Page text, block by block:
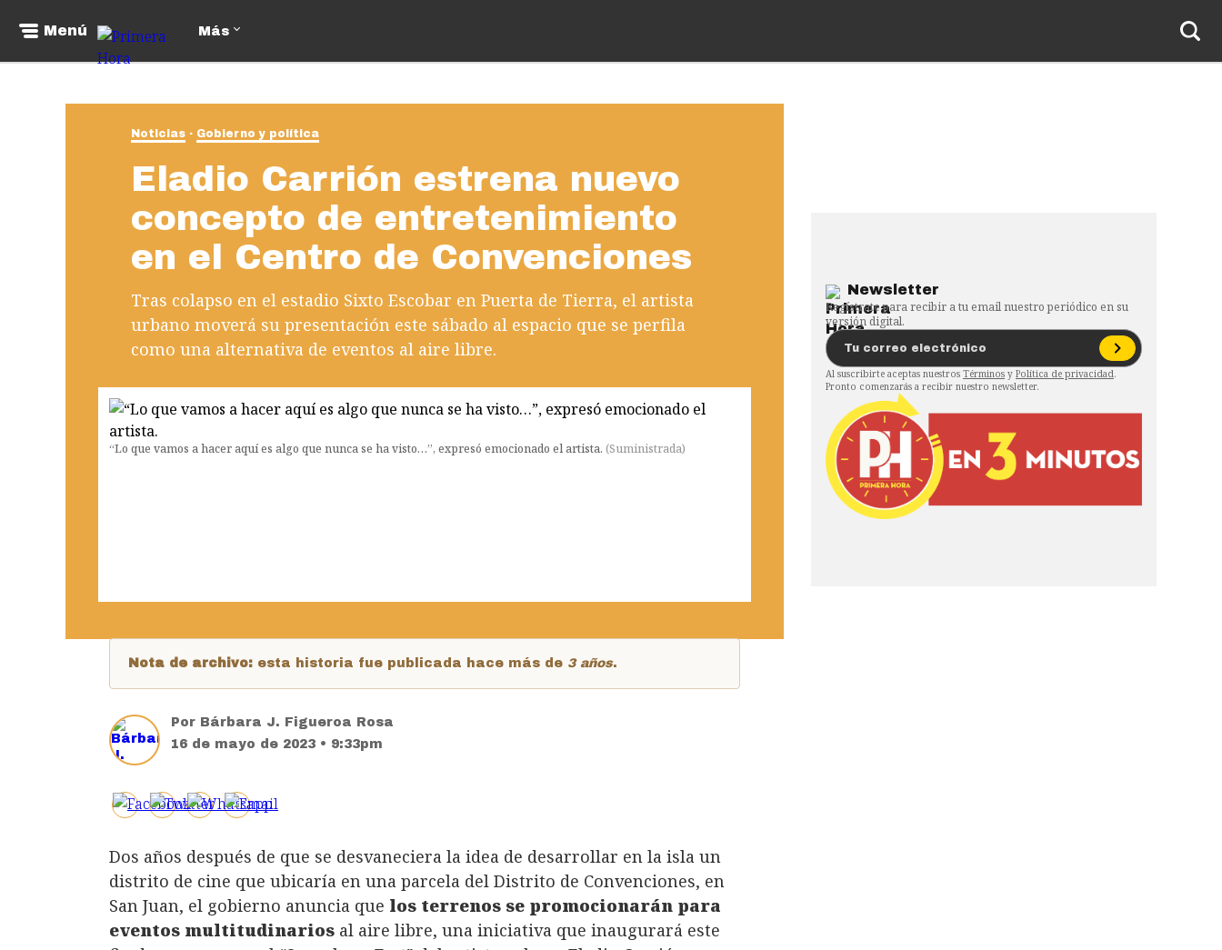
Menú Más
Noticias Gobierno y política
Eladio Carrión estrena nuevo
concepto de entretenimiento
en el Centro de Convenciones
Tras colapso en el estadio Sixto Escobar en Puerta de Tierra, el artista
urbano moverá su presentación este sábado al espacio que se perfila
como una alternativa de eventos al aire libre.
“Lo que vamos a hacer aquí es algo que nunca se ha visto…”, expresó emocionado el artista. (Suministrada)
Nota de archivo: esta historia fue publicada hace más de 3 años.
Por Bárbara J. Figueroa Rosa
16 de mayo de 2023 • 9:33pm
Dos años después de que se desvaneciera la idea de desarrollar en la isla un
distrito de cine que ubicaría en una parcela del Distrito de Convenciones, en
San Juan, el gobierno anuncia que los terrenos se promocionarán para
eventos multitudinarios al aire libre, una iniciativa que inaugurará este
Newsletter
Regístrate para recibir a tu email nuestro periódico en su
versión digital.
Al suscribirte aceptas nuestros Términos y Política de privacidad.
Pronto comenzarás a recibir nuestro newsletter.